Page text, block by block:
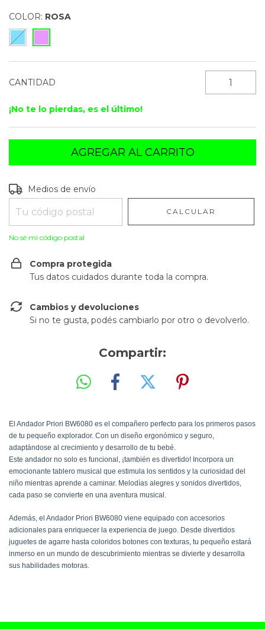
COLOR: ROSA
CANTIDAD
¡No te lo pierdas, es el último!
Entregas para el CP:
Medios de envío
CALCULAR
No sé mi código postal
Compra protegida
Tus datos cuidados durante toda la compra.
Cambios y devoluciones
Si no te gusta, podés cambiarlo por otro o devolverlo.
Compartir:
El Andador Priori BW6080 es el compañero perfecto para los primeros pasos
de tu pequeño explorador. Con un diseño ergonómico y seguro,
adaptándose al crecimiento y desarrollo de tu bebé.
Este andador no solo es funcional, ¡también es divertido! Incorpora un
emocionante tablero musical que estimula los sentidos y la curiosidad del
niño mientras aprende a caminar. Melodías alegres y sonidos divertidos,
cada paso se convierte en una aventura musical.
Además, el Andador Priori BW6080 viene equipado con accesorios
adicionales para enriquecer la experiencia de juego. Desde divertidos
juguetes de agarre hasta coloridos botones con texturas, tu pequeño estará
inmerso en un mundo de descubrimiento mientras se divierte y desarrolla
sus habilidades motoras.